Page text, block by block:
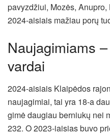
pavyzdžiui, Mozės,
2024-aisiais mažiau porų
Naujagimiams
vardai
2024-aisiais Klaipėdos
naujagimiai, tai yra 18-a
gimė daugiau berniukų nei
232. O 2023-iaisias buvo